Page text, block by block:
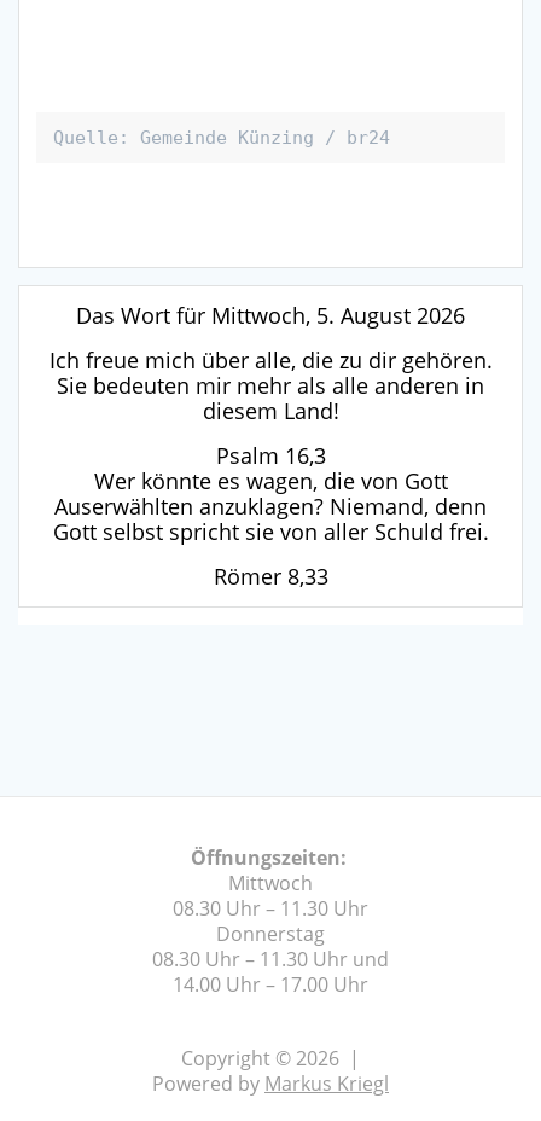
Quelle: Gemeinde Künzing / br24
Das Wort für Mittwoch, 5. August 2026
Ich freue mich über alle, die zu dir gehören.
Sie bedeuten mir mehr als alle anderen in
diesem Land!
Psalm 16,3
Wer könnte es wagen, die von Gott
Auserwählten anzuklagen? Niemand, denn
Gott selbst spricht sie von aller Schuld frei.
Römer 8,33
Öffnungszeiten:
Mittwoch
08.30 Uhr – 11.30 Uhr
Donnerstag
08.30 Uhr – 11.30 Uhr und
14.00 Uhr – 17.00 Uhr
Copyright © 2026 |
Powered by Markus Kriegl